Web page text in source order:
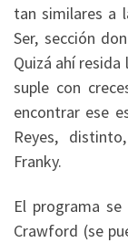
tan similares a
Ser, sección
Quizá ahí resida
suple con
encontrar ese
Reyes,
Franky.
El programa
Crawford (se